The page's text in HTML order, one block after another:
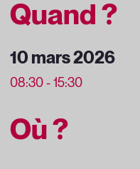
Quand ?
10 mars 2026
08:30 - 15:30
Où ?